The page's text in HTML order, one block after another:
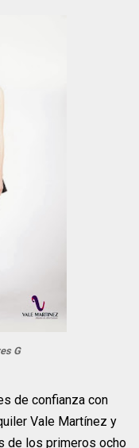
G
de confianza con
Vale Martínez y
de los primeros ocho